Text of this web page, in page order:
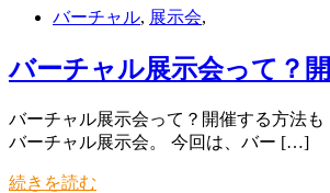
バーチャル, 展示会,
バーチャル展示会って？
バーチャル展示会って？開催する方法
バーチャル展示会。 今回は、バー […]
続きを読む